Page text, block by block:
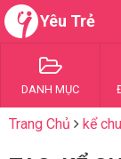
Yêu Trẻ
DANH MỤC
Trang Chủ kể